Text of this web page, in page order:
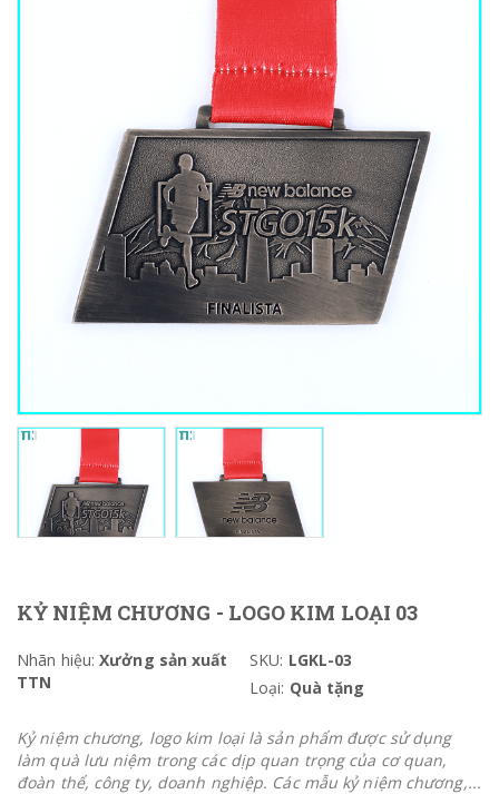
KỶ NIỆM CHƯƠNG - LOGO KIM LOẠI 03
Nhãn hiệu: Xưởng sản xuất
TTN
SKU: LGKL-03
Loại: Quà tặng
Kỷ niệm chương, logo kim loại là sản phẩm được sử dụng
làm quà lưu niệm trong các dịp quan trọng của cơ quan,
đoàn thể, công ty, doanh nghiệp. Các mẫu kỷ niệm chương,...